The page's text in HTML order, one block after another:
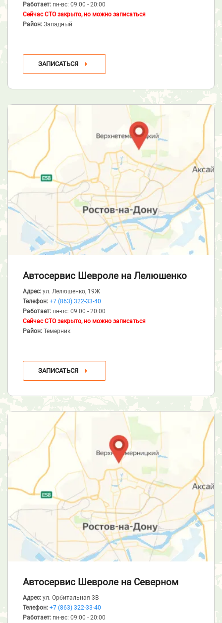
Работает: пн-вс: 09:00 - 20:00
Сейчас СТО закрыто, но можно записаться
Район: Западный
ЗАПИСАТЬСЯ
Автосервис Шевроле на Лелюшенко
Адрес: ул. Лелюшенко, 19Ж
Телефон: +7 (863) 322-33-40
Работает: пн-вс: 09:00 - 20:00
Сейчас СТО закрыто, но можно записаться
Район: Темерник
ЗАПИСАТЬСЯ
Автосервис Шевроле на Северном
Адрес: ул. Орбитальная 3В
Телефон: +7 (863) 322-33-40
Работает: пн-вс: 09:00 - 20:00